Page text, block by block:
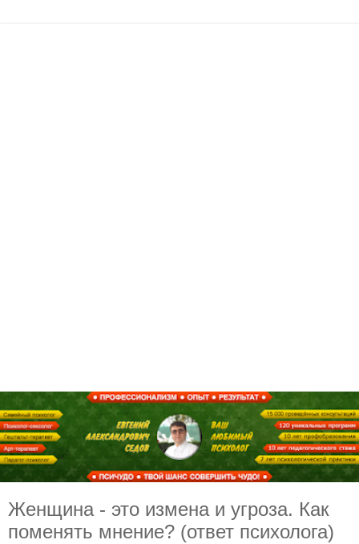
Женщина - это измена и угроза. Как
поменять мнение? (ответ психолога)